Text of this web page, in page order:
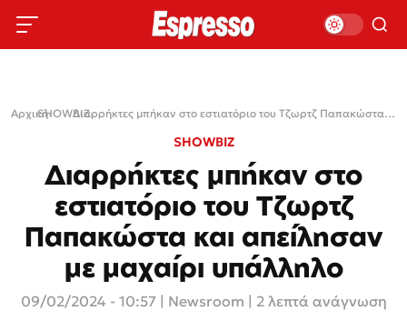
Αρχική›
SHOWBIZ› Διαρρήκτες μπήκαν στο εστιατόριο του Τζωρτζ Παπακώστα και απείλησαν με μαχαίρι υπάλληλο
SHOWBIZ
Διαρρήκτες μπήκαν στο
εστιατόριο του Τζωρτζ
Παπακώστα και απείλησαν
με μαχαίρι υπάλληλο
09/02/2024 - 10:57 Newsroom | 2 λεπτά ανάγνωση